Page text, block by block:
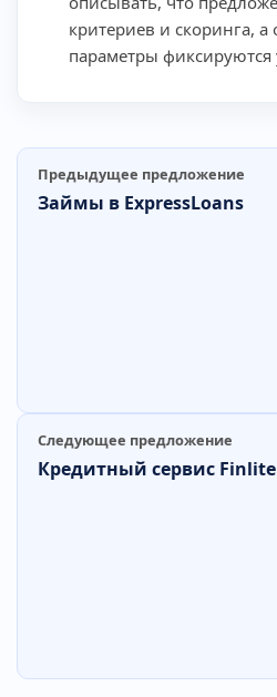
критериев и скоринга,
параметры фиксируются
Предыдущее предложение
Займы в ExpressLoans
Следующее предложение
Кредитный сервис Finlite